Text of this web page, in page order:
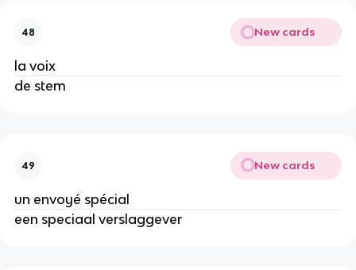
48 New cards
la voix
de stem
49 New cards
un envoyé spécial
een speciaal verslaggever